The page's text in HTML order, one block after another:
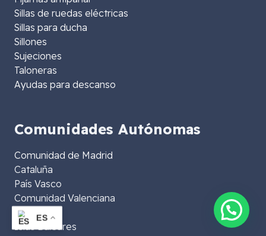
Sillas de ruedas eléctricas
Sillas para ducha
Sillones
Sujeciones
Taloneras
Ayudas para descanso
Comunidades Autónomas
Comunidad de Madrid
Cataluña
País Vasco
Comunidad Valenciana
Andalucía
Islas Baleares
ES